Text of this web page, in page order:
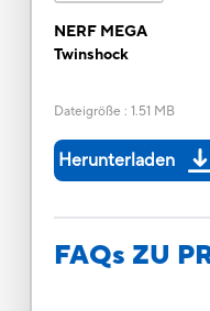
NERF MEGA
Twinshock
Dateigröße : 1.51 MB
Herunterladen
FAQs ZU